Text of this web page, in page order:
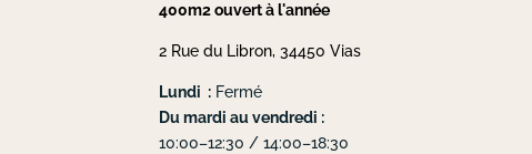
400m2 ouvert à l'année
2 Rue du Libron, 34450 Vias
Lundi :Fermé
Du mardi au vendredi :
10:00–12:30 / 14:00–18:30